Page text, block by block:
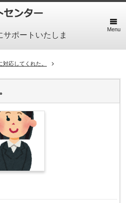
ポートいたしま
Menu
対応してくれた。